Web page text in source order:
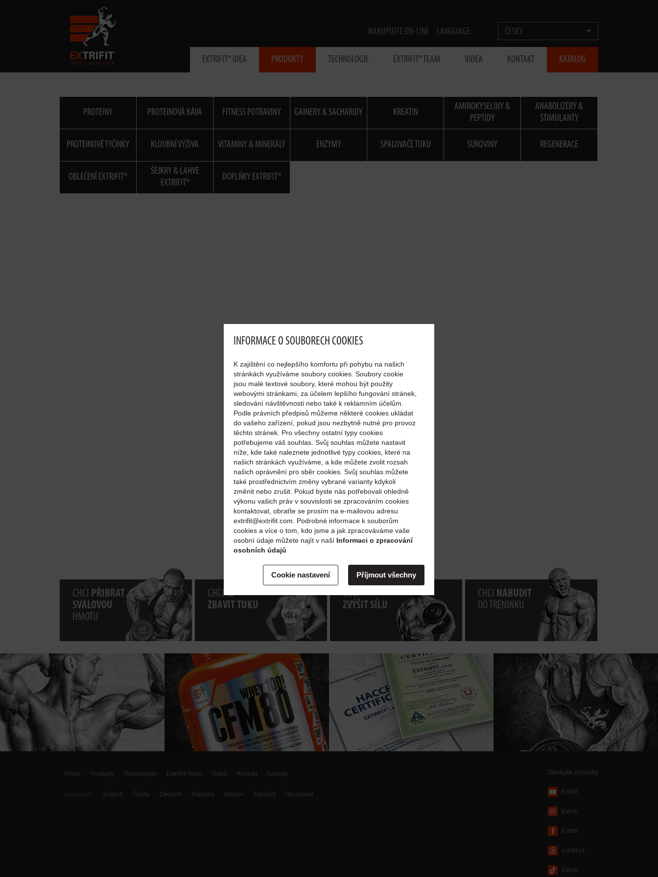
NAKUPUJTE ON-LINE LANGUAGE: ČESKY
EXTRIFIT® IDEA PRODUKTY TECHNOLOGIE EXTRIFIT® TEAM VIDEA KONTAKT KATALOG
PROTEINY PROTEINOVÁ KÁVA FITNESS POTRAVINY GAINERY & SACHARIDY KREATIN
AMINOKYSELINY &
PEPTIDY
ANABOLIZÉRY &
STIMULANTY
PROTEINOVÉ TYČINKY KLOUBNÍ VÝŽIVA VITAMINY & MINERÁLY ENZYMY SPALOVAČE TUKU SUROVINY REGENERACE
OBLEČENÍ EXTRIFIT®
ŠEJKRY & LAHVE
EXTRIFIT®
DOPLŇKY EXTRIFIT®
CHCI PŘIBRAT
SVALOVOU
HMOTU
CHCI SE
ZBAVIT TUKU
CHCI
ZVÝŠIT SÍLU
CHCI NABUDIT
DO TRÉNINKU
Home Produkty Technologie Extrifit® team Videa Kontakt Katalog
English Česky Deutsch Francais Italiano Español По-русски
Sledujte novinky
Extrifit
Extrifit
Extrifit
extrifit.cz
Extrifit
INFORMACE O SOUBORECH COOKIES
K zajištění co nejlepšího komfortu při pohybu na našich
stránkách využíváme soubory cookies. Soubory cookie
jsou malé textové soubory, které mohou být použity
webovými stránkami, za účelem lepšího fungování stránek,
sledování návštěvnosti nebo také k reklamním účelům.
Podle právních předpisů můžeme některé cookies ukládat
do vašeho zařízení, pokud jsou nezbytně nutné pro provoz
těchto stránek. Pro všechny ostatní typy cookies
potřebujeme váš souhlas. Svůj souhlas můžete nastavit
níže, kde také naleznete jednotlivé typy cookies, které na
našich stránkách využíváme, a kde můžete zvolit rozsah
našich oprávnění pro sběr cookies. Svůj souhlas můžete
také prostřednictvím změny vybrané varianty kdykoli
změnit nebo zrušit. Pokud byste nás potřebovali ohledně
výkonu vašich práv v souvislosti se zpracováním cookies
kontaktovat, obraťte se prosím na e-mailovou adresu
extrifit@extrifit.com. Podrobné informace k souborům
cookies a více o tom, kdo jsme a jak zpracováváme vaše
osobní údaje můžete najít v naší Informaci o zpracování
osobních údajů
Cookie nastavení Příjmout všechny